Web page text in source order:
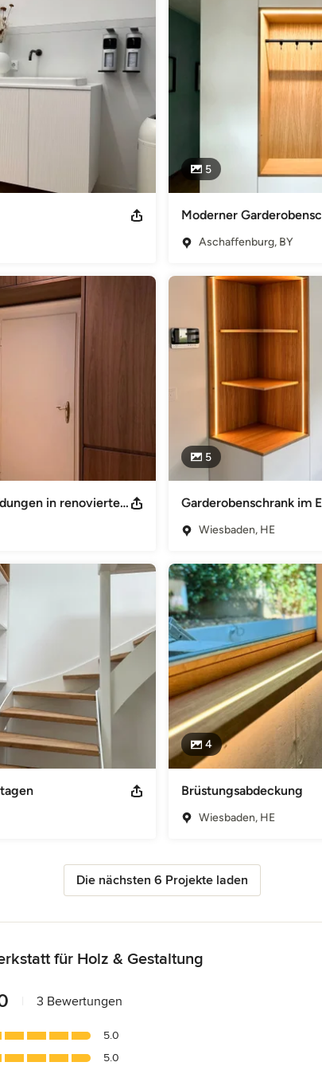
Liebe zum Detail gestaltet. Wir setzen auf handwerkliche Details
Produkte zu schaffen. So entstehen Möbel aus
und mit hoher Detailverliebtheit.
5
Aschaffenburg, BY
Neue Heizkörperverkleidungen in renoviertem Altbau
5
Garderobenschrank im
Wiesbaden, HE
4
Brüstungsabdeckung
Wiesbaden, HE
Die nächsten 6 Projekte laden
für Holz & Gestaltung
3 Bewertungen
5.0
5.0